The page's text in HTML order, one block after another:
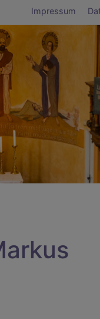
Impressum